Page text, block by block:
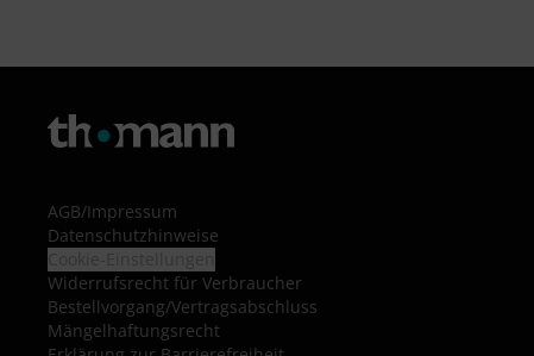
AGB/Impressum
Datenschutzhinweise
Widerrufsrecht für Verbraucher
Bestellvorgang/Vertragsabschluss
Mängelhaftungsrecht